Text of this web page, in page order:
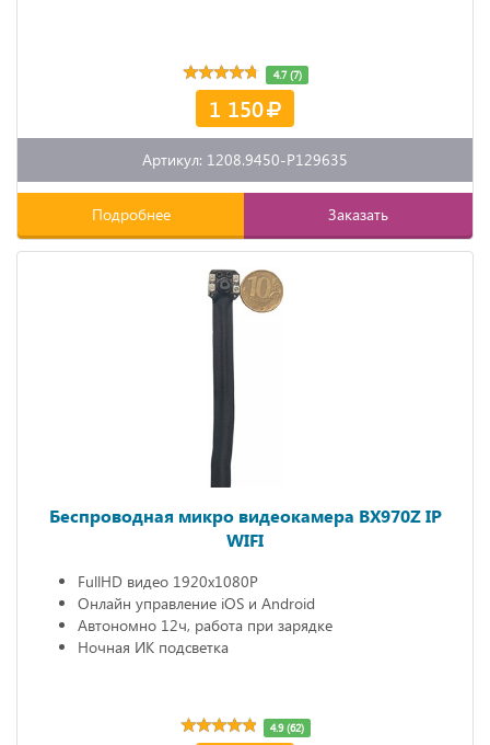
4.7 (7)
1 150
Артикул: 1208.9450-P129635
Подробнее Заказать
Беспроводная микро видеокамера BX970Z IP
WIFI
FullHD видео 1920х1080P
Онлайн управление iOS и Android
Автономно 12ч, работа при зарядке
Ночная ИК подсветка
4.9 (62)